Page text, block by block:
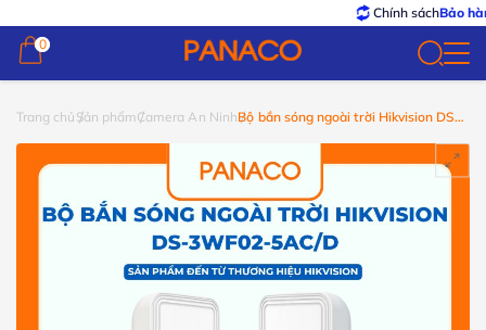
Chính sáchBảo hành
0
0
Trang chủ Sản phẩmCamera An NinhBộ bắn sóng ngoài trời Hikvision DS-